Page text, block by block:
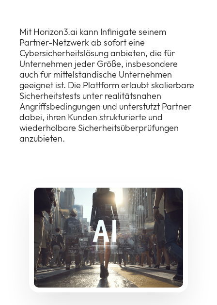
Mit Horizon3.ai kann Infinigate seinem
Partner-Netzwerk ab sofort eine
Cybersicherheitslösung anbieten, die für
Unternehmen jeder Größe, insbesondere
auch für mittelständische Unternehmen
geeignet ist. Die Plattform erlaubt skalierbare
Sicherheitstests unter realitätsnahen
Angriffsbedingungen und unterstützt Partner
dabei, ihren Kunden strukturierte und
wiederholbare Sicherheitsüberprüfungen
anzubieten.